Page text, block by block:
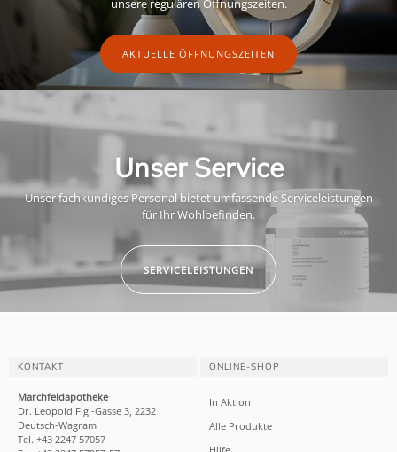
AKTUELLE ÖFFNUNGSZEITEN
Unser Service
Unser fachkundiges Personal bietet umfassende Serviceleistungen
für Ihr Wohlbefinden.
SERVICELEISTUNGEN
KONTAKT
Marchfeldapotheke
Dr. Leopold Figl-Gasse 3, 2232
Deutsch-Wagram
Tel. +43 2247 57057
ONLINE-SHOP
In Aktion
Alle Produkte
Hilfe